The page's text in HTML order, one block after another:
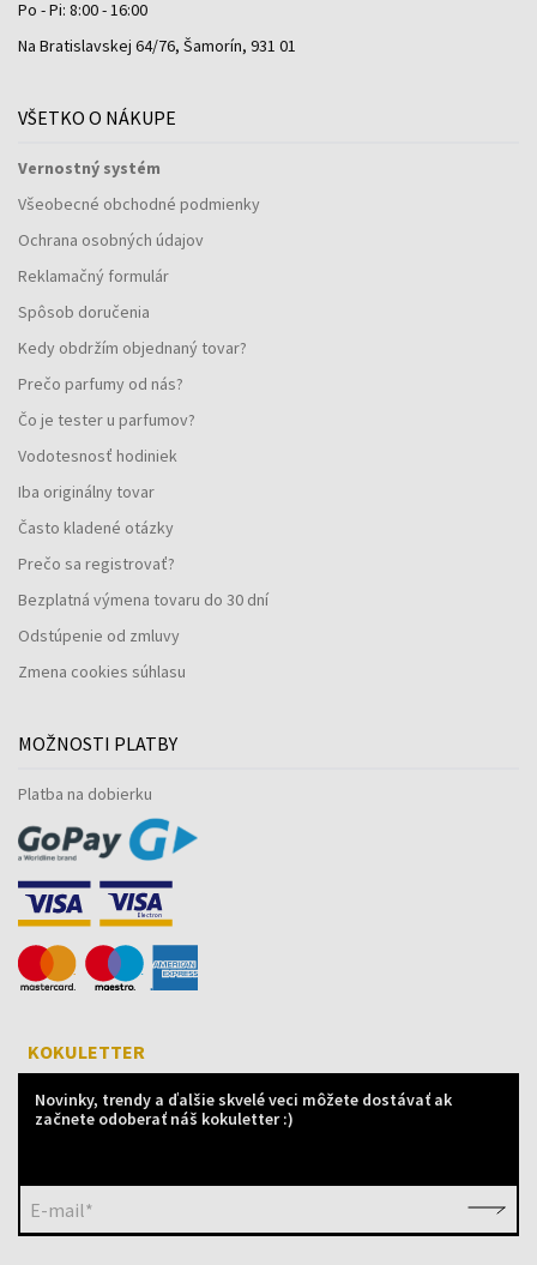
Po - Pi: 8:00 - 16:00
Na Bratislavskej 64/76, Šamorín, 931 01
VŠETKO O NÁKUPE
Vernostný systém
Všeobecné obchodné podmienky
Ochrana osobných údajov
Reklamačný formulár
Spôsob doručenia
Kedy obdržím objednaný tovar?
Prečo parfumy od nás?
Čo je tester u parfumov?
Vodotesnosť hodiniek
Iba originálny tovar
Často kladené otázky
Prečo sa registrovať?
Bezplatná výmena tovaru do 30 dní
Odstúpenie od zmluvy
Zmena cookies súhlasu
MOŽNOSTI PLATBY
Platba na dobierku
KOKULETTER
Novinky, trendy a ďalšie skvelé veci môžete dostávať ak
začnete odoberať náš kokuletter :)
E-mail*